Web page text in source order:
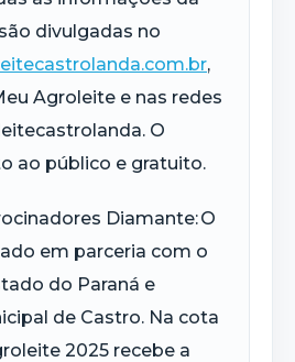
divulgadas no
,
Agroleite e nas redes
O
ao público e gratuito.
Diamante:O
em parceria com o
do Paraná e
de Castro. Na cota
2025 recebe a